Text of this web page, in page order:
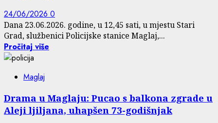
24/06/2026 0
Dana 23.06.2026. godine, u 12,45 sati, u mjestu Stari
Grad, službenici Policijske stanice Maglaj,...
Pročitaj više
Maglaj
Drama u Maglaju: Pucao s balkona zgrade u
Aleji ljiljana, uhapšen 73-godišnjak